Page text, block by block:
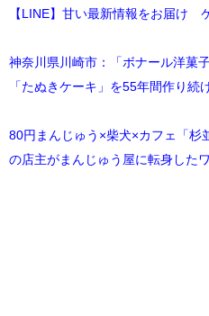
【LINE】甘い最新情報をお届け
神奈川県川崎市：「ボナール洋菓
「たぬきケーキ」を55年間作り続
80円まんじゅう×柴犬×カフェ「杉
の店主がまんじゅう屋に転身した